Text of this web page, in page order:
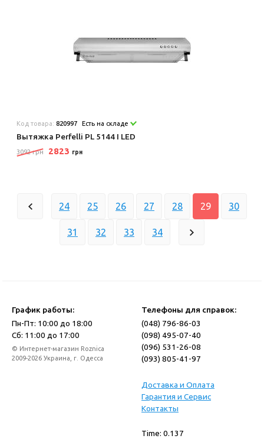
Код товара:820997 Есть на складе
Вытяжка Perfelli PL 5144 I LED
3092 грн 2823 грн
24 25 26 27 28 29 30
31 32 33 34
График работы:
Пн-Пт: 10:00 до 18:00
Сб: 11:00 до 17:00
© Интернет-магазин Roznica
2009-2026 Украина, г. Одесса
Телефоны для справок:
(048) 796-86-03
(098) 495-07-40
(096) 531-26-08
(093) 805-41-97
Доставка и Оплата
Гарантия и Сервис
Контакты
Time: 0.137